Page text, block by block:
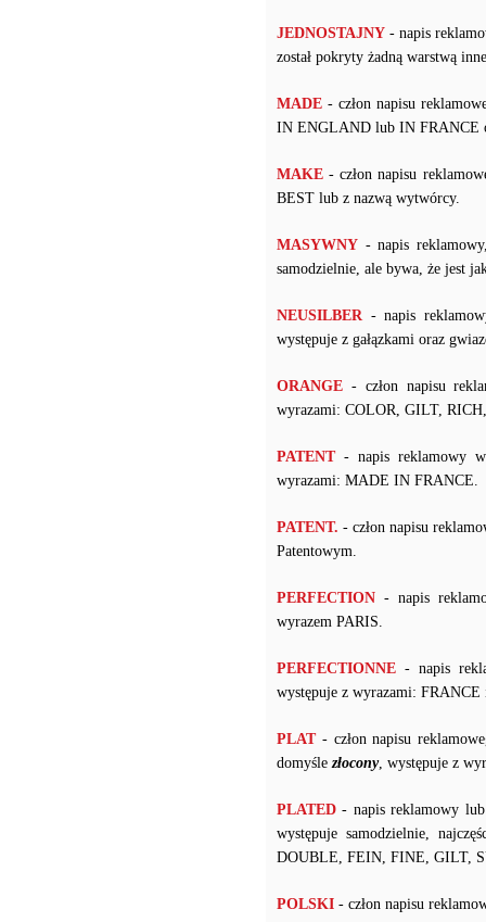
JEDNOSTAJNY - napis
został pokryty żadną warstwą
MADE - człon napisu
IN ENGLAND lub IN FRANCE
MAKE - człon napisu
BEST lub z nazwą wytwórcy.
MASYWNY - napis
samodzielnie, ale bywa, że jest
NEUSILBER- napis
występuje z gałązkami oraz
ORANGE - człon napisu
wyrazami: COLOR, GILT,
PATENT- napis reklamowy w
wyrazami: MADE IN FRANCE.
PATENT. - człon napisu
Patentowym.
PERFECTION - napis
wyrazem PARIS.
PERFECTIONNE - napis
występuje z wyrazami:
PLAT- człon napisu
domyślezłocony, występuje z
PLATED - napis reklamowy
występuje samodzielnie,
DOUBLE, FEIN, FINE, GILT,
POLSKI - człon napisu